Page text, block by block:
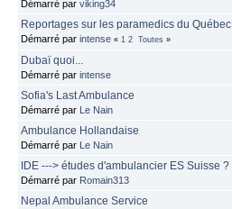
Démarré par viking34
Reportages sur les paramedics du Québec
Démarré par intense « 1 2 Toutes »
Dubaï quoi...
Démarré par intense
Sofia's Last Ambulance
Démarré par Le Nain
Ambulance Hollandaise
Démarré par Le Nain
IDE ---> études d'ambulancier ES Suisse ?
Démarré par Romain313
Nepal Ambulance Service